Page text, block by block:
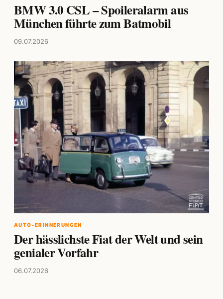
BMW 3.0 CSL – Spoileralarm aus
München führte zum Batmobil
09.07.2026
AUTO-ERINNERUNGEN
Der hässlichste Fiat der Welt und sein
genialer Vorfahr
06.07.2026